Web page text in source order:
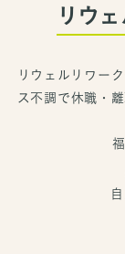
リウ
リウェルリワー
ス不調で休職・